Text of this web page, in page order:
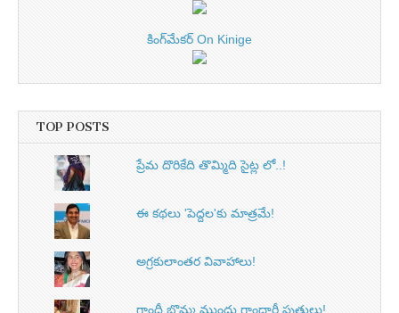
కింగ్‌మేకర్ On Kinige
TOP POSTS
ప్రేమ దొరికేది తొమ్మిది సైట్ల లో..!
ఈ కథలు 'పెద్దల'కు మాత్రమే!
అగ్రకులాంతర వివాహాలు!
గాంధీ బొమ్మ ముందు గాంధారీ పుత్రులు!